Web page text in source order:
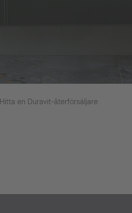
Hitta en Duravit-återförsäljare